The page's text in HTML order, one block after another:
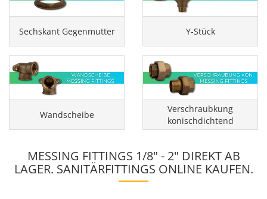
Sechskant Gegenmutter Y-Stück
Wandscheibe
Verschraubkung
konischdichtend
MESSING FITTINGS 1/8" - 2" DIREKT AB
LAGER. SANITÄRFITTINGS ONLINE KAUFEN.